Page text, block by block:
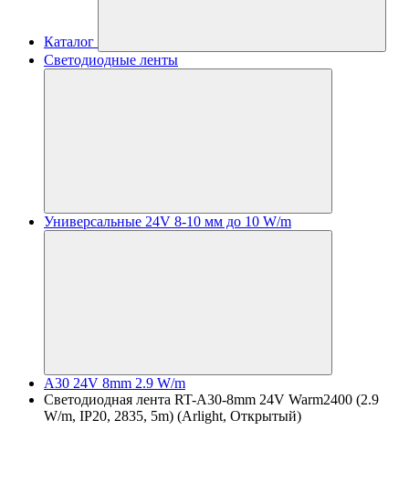
Каталог
Светодиодные ленты
Универсальные 24V 8-10 мм до 10 W/m
A30 24V 8mm 2.9 W/m
Светодиодная лента RT-A30-8mm 24V Warm2400 (2.9
W/m, IP20, 2835, 5m) (Arlight, Открытый)